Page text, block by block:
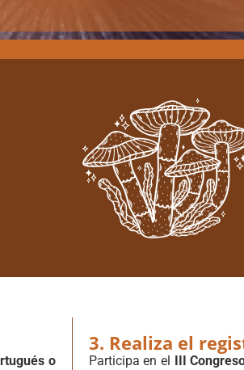
o
3. Realiza el
Participa en el
III